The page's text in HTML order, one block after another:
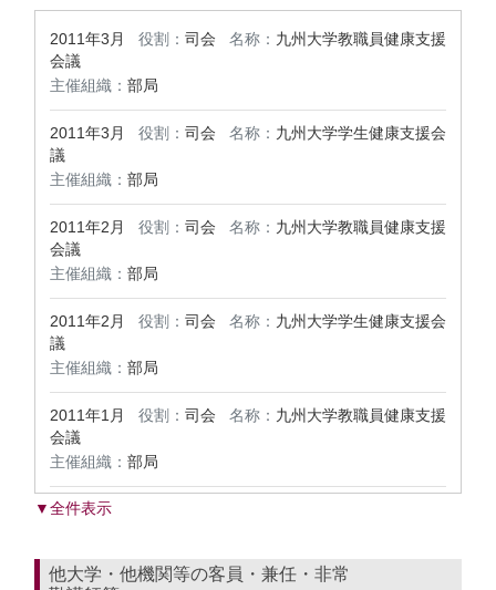
2011年3月 役割： 司会 名称： 九州大学教職員健康支援
会議
主催組織： 部局
2011年3月 役割： 司会 名称： 九州大学学生健康支援会
議
主催組織： 部局
2011年2月 役割： 司会 名称： 九州大学教職員健康支援
会議
主催組織： 部局
2011年2月 役割： 司会 名称： 九州大学学生健康支援会
議
主催組織： 部局
2011年1月 役割： 司会 名称： 九州大学教職員健康支援
会議
主催組織： 部局
▼全件表示
他大学・他機関等の客員・兼任・非常